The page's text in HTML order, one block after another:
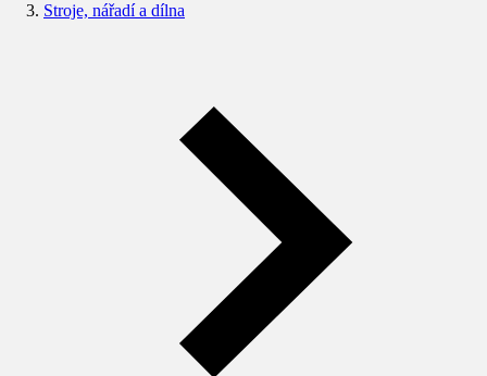
Stroje, nářadí a dílna